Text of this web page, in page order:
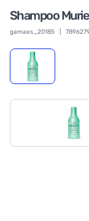
Shampoo
gamaes_20185